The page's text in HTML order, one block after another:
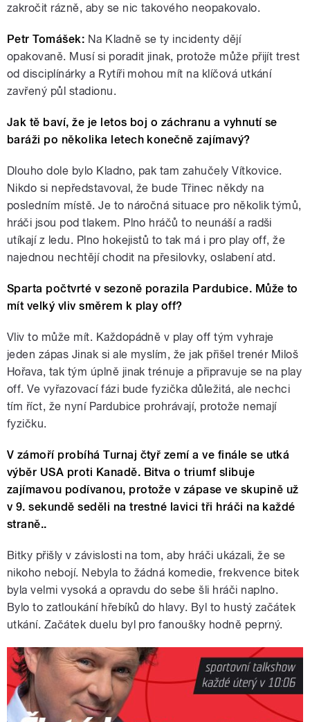
zakročit rázně, aby se nic takového neopakovalo.
Petr Tomášek: Na Kladně se ty incidenty dějí
opakovaně. Musí si poradit jinak, protože může přijít trest
od disciplínárky a Rytíři mohou mít na klíčová utkání
zavřený půl stadionu.
Jak tě baví, že je letos boj o záchranu a vyhnutí se
baráži po několika letech konečně zajímavý?
Dlouho dole bylo Kladno, pak tam zahučely Vítkovice.
Nikdo si nepředstavoval, že bude Třinec někdy na
posledním místě. Je to náročná situace pro několik týmů,
hráči jsou pod tlakem. Plno hráčů to neunáší a radši
utíkají z ledu. Plno hokejistů to tak má i pro play off, že
najednou nechtějí chodit na přesilovky, oslabení atd.
Sparta počtvrté v sezoně porazila Pardubice. Může to
mít velký vliv směrem k play off?
Vliv to může mít. Každopádně v play off tým vyhraje
jeden zápas Jinak si ale myslím, že jak přišel trenér Miloš
Hořava, tak tým úplně jinak trénuje a připravuje se na play
off. Ve vyřazovací fázi bude fyzička důležitá, ale nechci
tím říct, že nyní Pardubice prohrávají, protože nemají
fyzičku.
V zámoří probíhá Turnaj čtyř zemí a ve finále se utká
výběr USA proti Kanadě. Bitva o triumf slibuje
zajímavou podívanou, protože v zápase ve skupině už
v 9. sekundě seděli na trestné lavici tři hráči na každé
straně..
Bitky přišly v závislosti na tom, aby hráči ukázali, že se
nikoho nebojí. Nebyla to žádná komedie, frekvence bitek
byla velmi vysoká a opravdu do sebe šli hráči naplno.
Bylo to zatloukání hřebíků do hlavy. Byl to hustý začátek
utkání. Začátek duelu byl pro fanoušky hodně peprný.